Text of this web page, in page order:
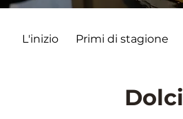
L'inizio Primi di stagione
Dolci